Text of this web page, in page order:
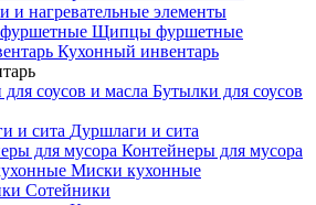
и нагревательные элементы
Щипцы фуршетные
Кухонный инвентарь
Бутылки для соусов
Дуршлаги и сита
Контейнеры для мусора
Миски кухонные
Сотейники